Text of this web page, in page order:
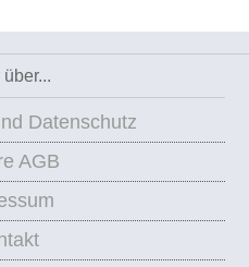
über...
Datenschutz
AGB